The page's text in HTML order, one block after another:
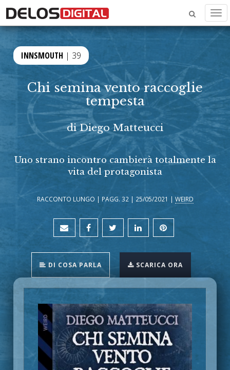
INNSMOUTH | 39
Chi semina vento raccoglie
tempesta
diDiego Matteucci
Uno strano incontro cambierà totalmente la
vita del protagonista
RACCONTO LUNGO | PAGG. 32 | 25/05/2021 | WEIRD
DI COSA PARLA SCARICA ORA